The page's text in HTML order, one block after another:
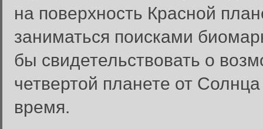
на поверхность Красной
заниматься поисками
бы свидетельствовать о
четвертой планете от
время.